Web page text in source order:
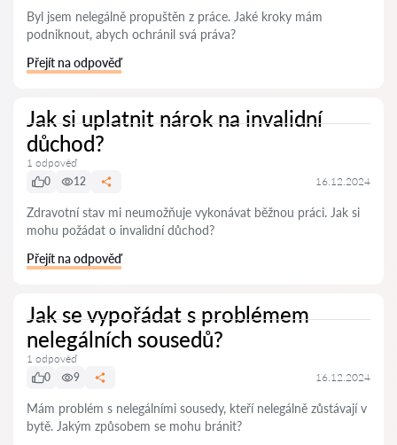
Byl jsem nelegálně propuštěn z práce. Jaké kroky mám
podniknout, abych ochránil svá práva?
Přejít na odpověď
Jak si uplatnit nárok na invalidní
důchod?
1 odpověď
0
12 16.12.2024
Zdravotní stav mi neumožňuje vykonávat běžnou práci. Jak si
mohu požádat o invalidní důchod?
Přejít na odpověď
Jak se vypořádat s problémem
nelegálních sousedů?
1 odpověď
0
9 16.12.2024
Mám problém s nelegálními sousedy, kteří nelegálně zůstávají v
bytě. Jakým způsobem se mohu bránit?